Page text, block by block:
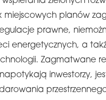
miejscowych planów
prawne,
energetycznych, a
Zagmatwane
inwestorzy,